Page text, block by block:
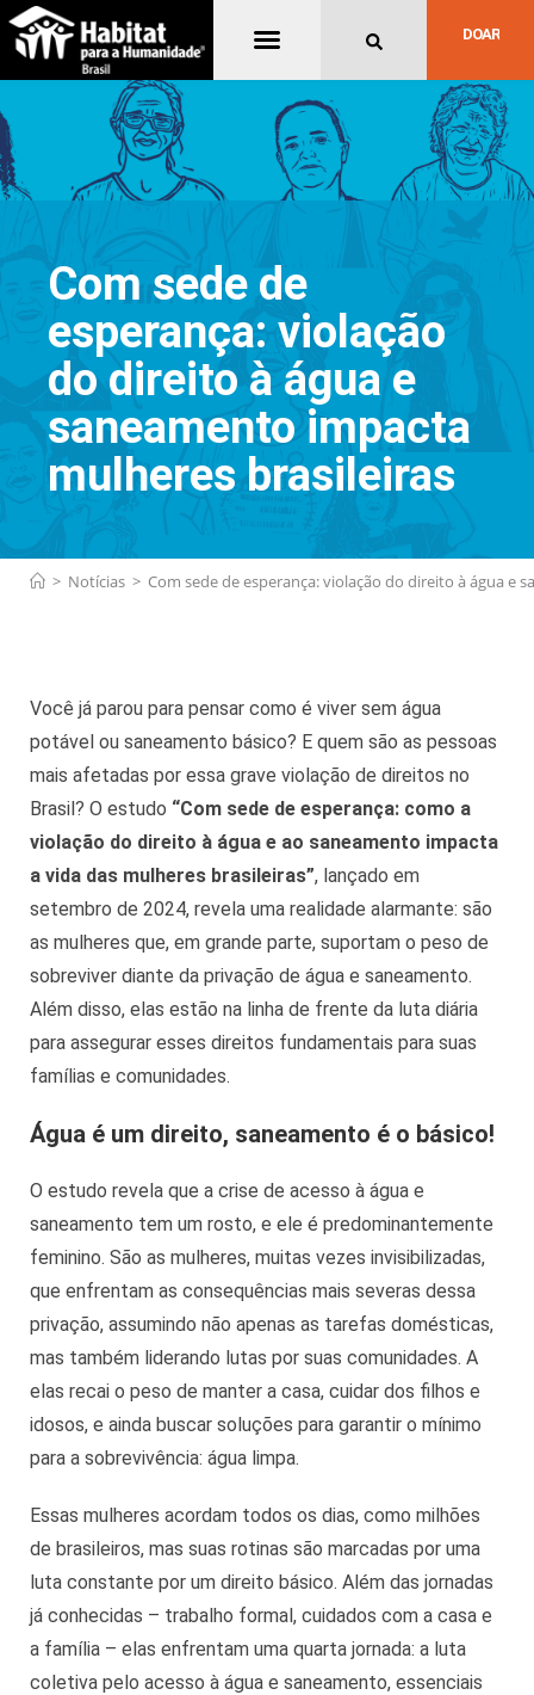
DOAR
Com sede de
esperança: violação
do direito à água e
saneamento impacta
mulheres brasileiras
> Notícias > Com sede de esperança: violação do direito à água e
Você já parou para pensar como é viver sem água
potável ou saneamento básico? E quem são as pessoas
mais afetadas por essa grave violação de direitos no
Brasil? O estudo “Com sede de esperança: como a
violação do direito à água e ao saneamento impacta
a vida das mulheres brasileiras”, lançado em
setembro de 2024, revela uma realidade alarmante: são
as mulheres que, em grande parte, suportam o peso de
sobreviver diante da privação de água e saneamento.
Além disso, elas estão na linha de frente da luta diária
para assegurar esses direitos fundamentais para suas
famílias e comunidades.
Água é um direito, saneamento é o básico!
O estudo revela que a crise de acesso à água e
saneamento tem um rosto, e ele é predominantemente
feminino. São as mulheres, muitas vezes invisibilizadas,
que enfrentam as consequências mais severas dessa
privação, assumindo não apenas as tarefas domésticas,
mas também liderando lutas por suas comunidades. A
elas recai o peso de manter a casa, cuidar dos filhos e
idosos, e ainda buscar soluções para garantir o mínimo
para a sobrevivência: água limpa.
Essas mulheres acordam todos os dias, como milhões
de brasileiros, mas suas rotinas são marcadas por uma
luta constante por um direito básico. Além das jornadas
já conhecidas – trabalho formal, cuidados com a casa e
a família – elas enfrentam uma quarta jornada: a luta
coletiva pelo acesso à água e saneamento, essenciais